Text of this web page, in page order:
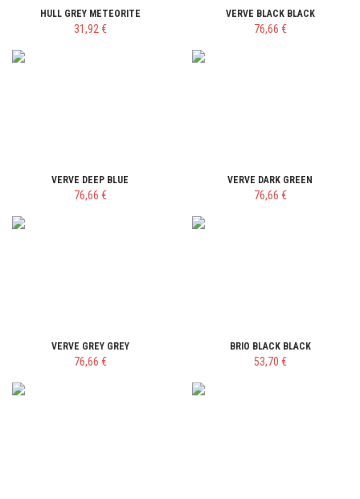
HULL GREY METEORITE
31,92 €
VERVE BLACK BLACK
76,66 €
VERVE DEEP BLUE
76,66 €
VERVE DARK GREEN
76,66 €
VERVE GREY GREY
76,66 €
BRIO BLACK BLACK
53,70 €